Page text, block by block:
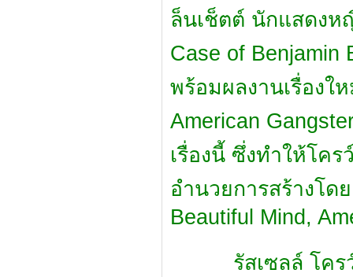
ล็นเช็ตต์ นักแสดงห
Case of Benjamin
พร้อมผลงานเรื่องใ
American
เรื่องนี้ ซึ่งทำให้โค
อำนวยการสร้างโด
Beautiful Mind,
รัสเซลล์ โครว์รั